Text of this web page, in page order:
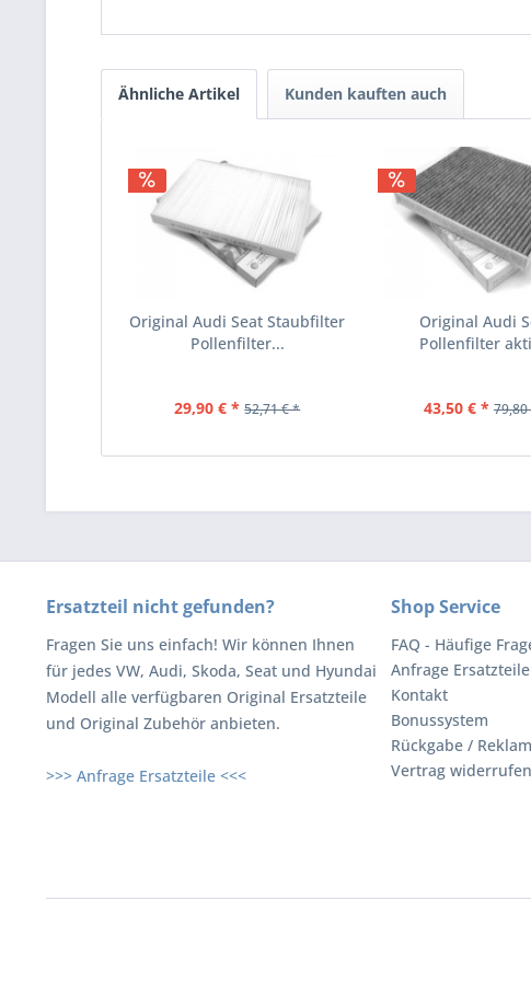
Ähnliche Artikel Kunden kauften auch
Original Audi Seat Staubfilter
Pollenfilter...
29,90 € * 52,71 € *
Original Audi
Pollenfilter
43,50 € *
Ersatzteil nicht gefunden?
Fragen Sie uns einfach! Wir können Ihnen
für jedes VW, Audi, Skoda, Seat und Hyundai
Modell alle verfügbaren Original Ersatzteile
und Original Zubehör anbieten.
>>> Anfrage Ersatzteile <<<
Shop Service
FAQ - Häufige
Anfrage Ersatzteile
Kontakt
Bonussystem
Rückgabe /
Vertrag widerrufen